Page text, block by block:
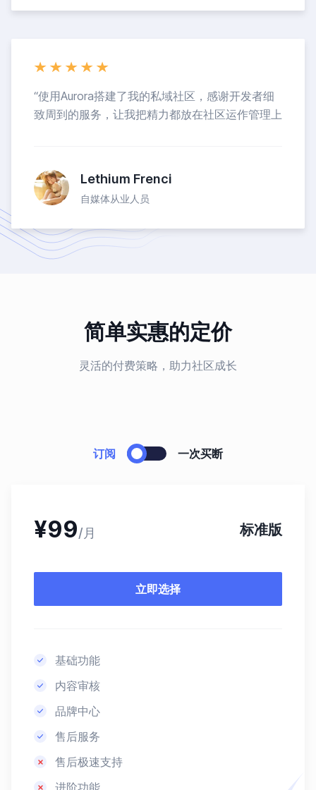
“使用Aurora搭建了我的私域社区，感谢开发者细
致周到的服务，让我把精力都放在社区运作管理上
Lethium Frenci
自媒体从业人员
简单实惠的定价
灵活的付费策略，助力社区成长
订阅 一次买断
¥99/月 标准版
立即选择
基础功能
内容审核
品牌中心
售后服务
售后极速支持